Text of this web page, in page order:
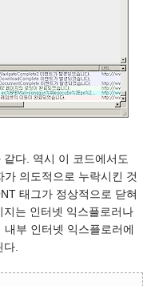
다. 역시 이 코드에서도
의도적으로 누락시킨 것
태그가 정상적으로 닫혀
는 인터넷 익스플로러나
부 인터넷 익스플로러에
.